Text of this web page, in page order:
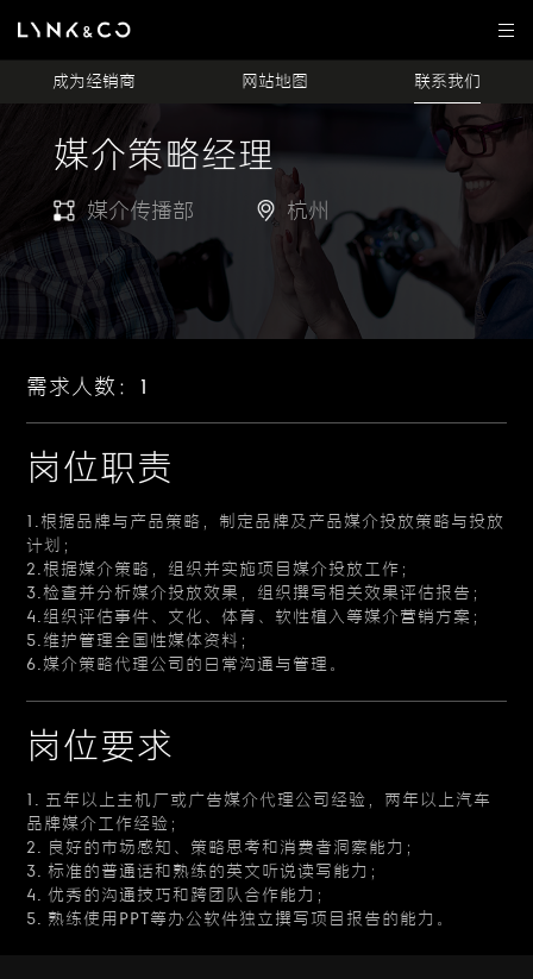
成为经销商 网站地图 联系我们
媒介策略经理
媒介传播部 杭州
需求人数：1
岗位职责
1.根据品牌与产品策略，制定品牌及产品媒介投放策略与投放
计划；
2.根据媒介策略，组织并实施项目媒介投放工作；
3.检查并分析媒介投放效果，组织撰写相关效果评估报告；
4.组织评估事件、文化、体育、软性植入等媒介营销方案；
5.维护管理全国性媒体资料；
6.媒介策略代理公司的日常沟通与管理。
岗位要求
1. 五年以上主机厂或广告媒介代理公司经验，两年以上汽车
品牌媒介工作经验；
2. 良好的市场感知、策略思考和消费者洞察能力；
3. 标准的普通话和熟练的英文听说读写能力；
4. 优秀的沟通技巧和跨团队合作能力；
5. 熟练使用PPT等办公软件独立撰写项目报告的能力。